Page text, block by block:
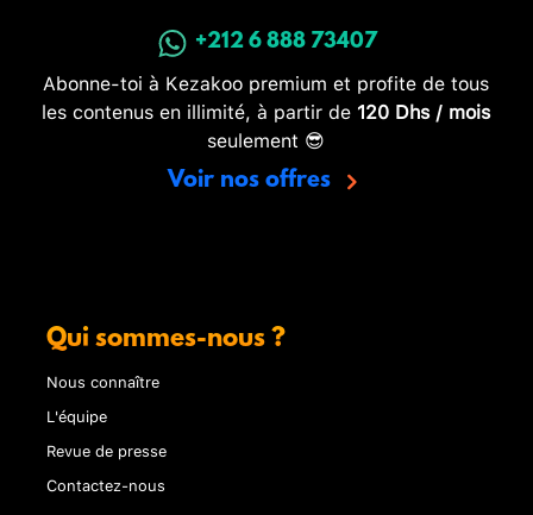
+212 6 888 73407
Abonne-toi à Kezakoo premium et profite de tous
les contenus en illimité, à partir de 120 Dhs / mois
seulement 😎
Voir nos offres
Qui sommes-nous ?
Nous connaître
L'équipe
Revue de presse
Contactez-nous